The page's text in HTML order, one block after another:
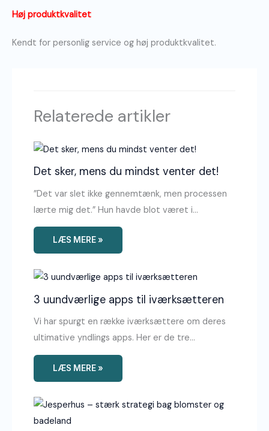
Høj produktkvalitet
Kendt for personlig service og høj produktkvalitet.
Relaterede artikler
Det sker, mens du mindst venter det!
”Det var slet ikke gennemtænk, men processen
lærte mig det.” Hun havde blot været i…
LÆS MERE »
3 uundværlige apps til iværksætteren
Vi har spurgt en række iværksættere om deres
ultimative yndlings apps. Her er de tre…
LÆS MERE »